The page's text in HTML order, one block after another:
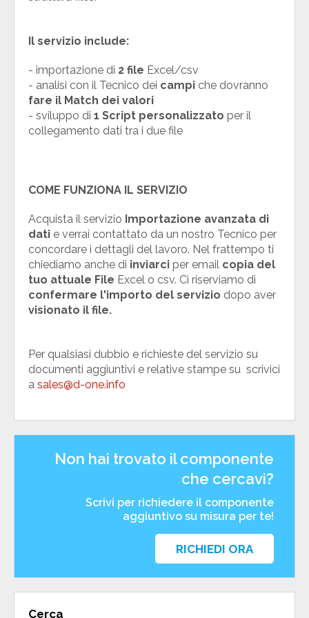
Cerca
Il servizio include:
- importazione di 2 file Excel/csv
- analisi con il Tecnico dei campi che dovranno
fare il Match dei valori
- sviluppo di 1 Script personalizzato per il
collegamento dati tra i due file
COME FUNZIONA IL SERVIZIO
Acquista il servizio Importazione avanzata di
dati e verrai contattato da un nostro Tecnico per
concordare i dettagli del lavoro. Nel frattempo ti
chiediamo anche di inviarci per email copia del
tuo attuale File Excel o csv. Ci riserviamo di
confermare l'importo del servizio dopo aver
visionato il file.
Per qualsiasi dubbio e richieste del servizio su
documenti aggiuntivi e relative stampe su scrivici
a sales@d-one.info
Non hai trovato il componente
che cercavi?
Scrivi per richiedere il componente
aggiuntivo su misura per te!
RICHIEDI ORA